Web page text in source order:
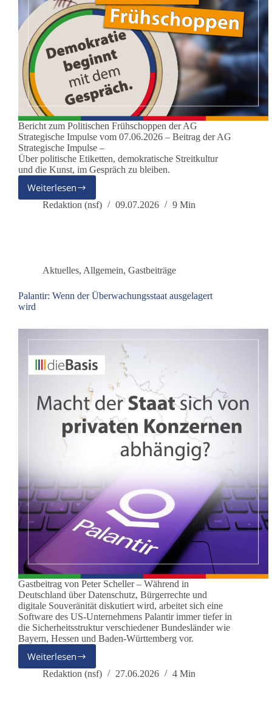
Bericht zum Politischen Frühschoppen der AG
Strategische Impulse vom 07.06.2026 – Beitrag der AG
Strategische Impulse –
Über politische Etiketten, demokratische Streitkultur
und die Kunst, im Gespräch zu bleiben.
Weiterlesen
Ist
dieBasis
Redaktion (nsf) 09.07.2026 9 Min
Aktuelles, Allgemein, Gastbeiträge
Palantir: Wenn der Überwachungsstaat ausgelagert
wird
Gastbeitrag von Peter Scheller – Während in
Deutschland über Datenschutz, Bürgerrechte und
digitale Souveränität diskutiert wird, arbeitet sich eine
Software des US-Unternehmens Palantir immer tiefer in
die Sicherheitsstruktur verschiedener Bundesländer wie
Bayern, Hessen und Baden-Württemberg vor.
Weiterlesen
Palantir:
Wenn
Redaktion (nsf) 27.06.2026 4 Min